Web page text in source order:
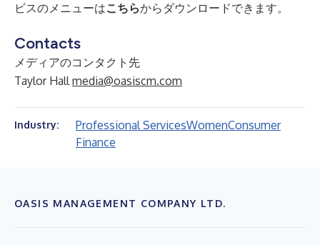
ビスのメニューはこちらからダウンロードできます。
Contacts
メディアのコンタクト先
Taylor Hallmedia@oasiscm.com
Industry: Professional ServicesWomenConsumer
Finance
OASIS MANAGEMENT COMPANY LTD.